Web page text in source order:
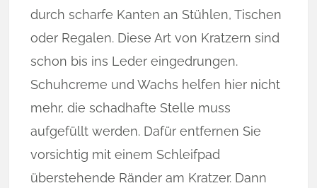
durch scharfe Kanten an Stühlen, Tischen
oder Regalen. Diese Art von Kratzern sind
schon bis ins Leder eingedrungen.
Schuhcreme und Wachs helfen hier nicht
mehr, die schadhafte Stelle muss
aufgefüllt werden. Dafür entfernen Sie
vorsichtig mit einem Schleifpad
überstehende Ränder am Kratzer. Dann